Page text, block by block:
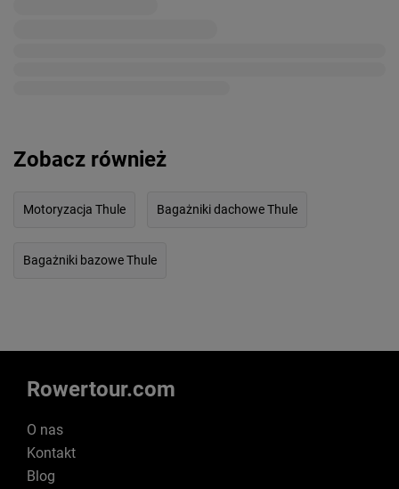
Zobacz również
Motoryzacja Thule Bagażniki dachowe Thule
Bagażniki bazowe Thule
Rowertour.com
O nas
Kontakt
Blog